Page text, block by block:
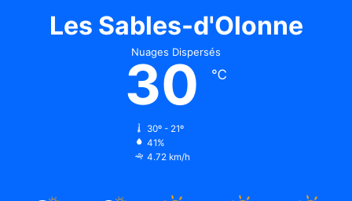
Les Sables-d'Olonne
Nuages Dispersés
30 ℃
30º - 21º
41%
4.72 km/h